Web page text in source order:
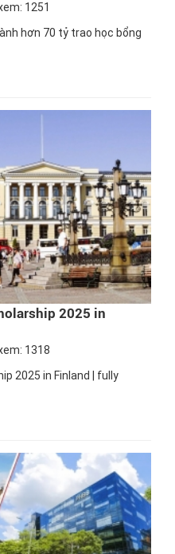
1251
hơn 70 tỷ trao học bổng
2025 in
1318
2025 in Finland | fully